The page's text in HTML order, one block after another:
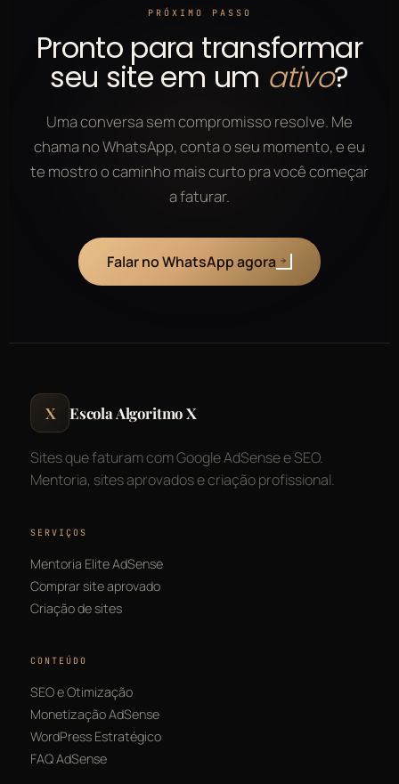
PRÓXIMO PASSO
Pronto para transformar
seu site em um ativo?
Uma conversa sem compromisso resolve. Me
chama no WhatsApp, conta o seu momento, e eu
te mostro o caminho mais curto pra você começar
a faturar.
Falar no WhatsApp agora
X Escola Algoritmo X
Sites que faturam com Google AdSense e SEO.
Mentoria, sites aprovados e criação profissional.
SERVIÇOS
Mentoria Elite AdSense
Comprar site aprovado
Criação de sites
CONTEÚDO
SEO e Otimização
Monetização AdSense
WordPress Estratégico
FAQ AdSense